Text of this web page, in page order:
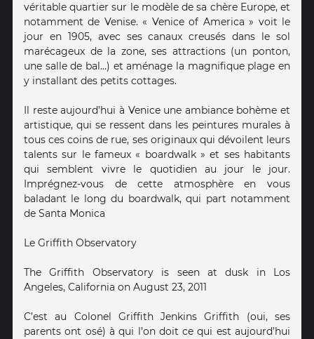
véritable quartier sur le modèle de sa chère Europe, et
notamment de Venise. « Venice of America » voit le
jour en 1905, avec ses canaux creusés dans le sol
marécageux de la zone, ses attractions (un ponton,
une salle de bal…) et aménage la magnifique plage en
y installant des petits cottages.
Il reste aujourd’hui à Venice une ambiance bohème et
artistique, qui se ressent dans les peintures murales à
tous ces coins de rue, ses originaux qui dévoilent leurs
talents sur le fameux « boardwalk » et ses habitants
qui semblent vivre le quotidien au jour le jour.
Imprégnez-vous de cette atmosphère en vous
baladant le long du boardwalk, qui part notamment
de Santa Monica
Le Griffith Observatory
The Griffith Observatory is seen at dusk in Los
Angeles, California on August 23, 2011
C’est au Colonel Griffith Jenkins Griffith (oui, ses
parents ont osé) à qui l’on doit ce qui est aujourd’hui